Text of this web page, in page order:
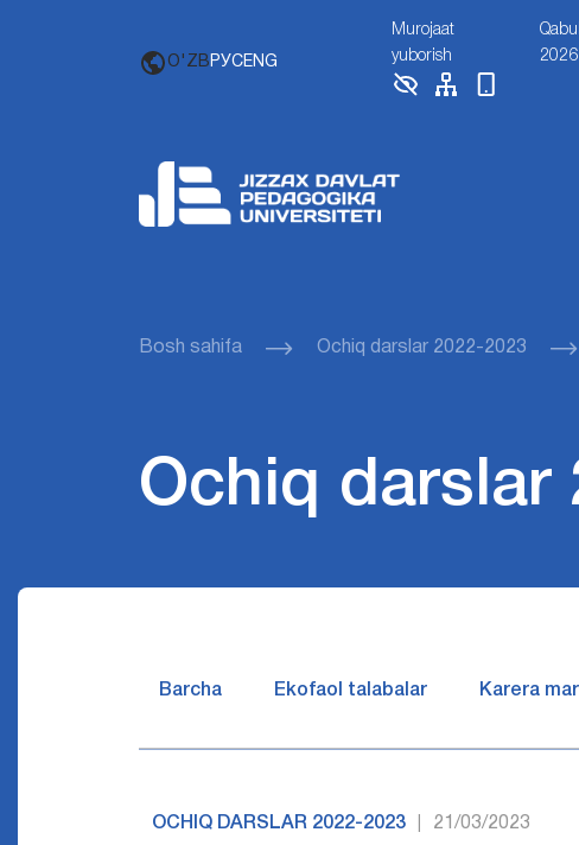
O'ZB РУСENG
Murojaat
yuborish
Qabul
2026
Bosh sahifa Ochiq darslar 2022-2023
Ochiq darslar
Barcha Ekofaol talabalar Karera
OCHIQ DARSLAR 2022-2023 21/03/2023